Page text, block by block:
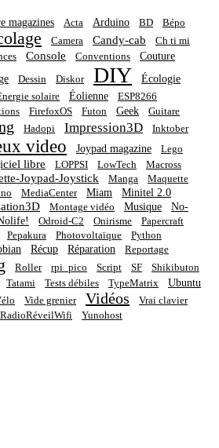
magazines Acta Arduino BD
Bépo
Camera Candy-cab
Ch ti mi
Console Conventions Couture
Dessin Diskor DIY Écologie
solaire Éolienne
ESP8266
FirefoxOS Futon Geek
Guitare
Hadopi Impression3D Inktober
video Joypad magazine Lego
libre LOPPSI LowTech Macross
Joypad-Joystick Manga Maquette
MediaCenter Miam Minitel 2.0
Montage vidéo Musique
No-
Odroid-C2 Onirisme
Papercraft
Pepakura Photovoltaïque Python
Récup Réparation Reportage
Roller rpi_pico Script SF
Shikibuton
Tatami Tests débiles TypeMatrix Ubuntu
Vide grenier Vidéos
Vrai clavier
Yunohost